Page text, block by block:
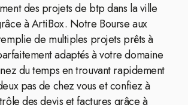
des projets de btp dans la ville
à ArtiBox. Notre Bourse aux
de multiples projets prêts à
adaptés à votre domaine
du temps en trouvant rapidement
pas de chez vous et confiez à
des devis et factures grâce à